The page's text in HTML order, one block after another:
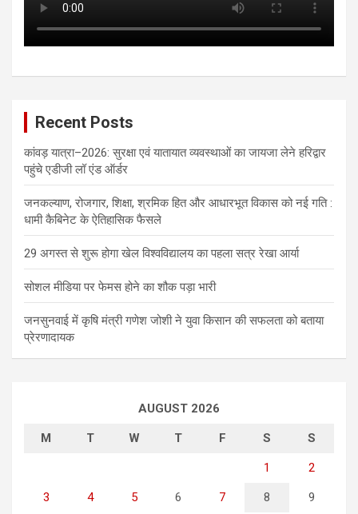
Recent Posts
कांवड़ यात्रा–2026: सुरक्षा एवं यातायात व्यवस्थाओं का जायजा लेने हरिद्वार
पहुंचे एडीजी लॉ एंड ऑर्डर
जनकल्याण, रोजगार, शिक्षा, श्रमिक हित और आधारभूत विकास को नई गति :
धामी कैबिनेट के ऐतिहासिक फैसले
29 अगस्त से शुरू होगा खेल विश्वविद्यालय का पहला सत्र रेखा आर्या
सोशल मीडिया पर फेमस होने का शौक पड़ा भारी
जनसुनवाई में कृषि मंत्री गणेश जोशी ने युवा किसान की सफलता को बताया
प्रेरणादायक
AUGUST 2026
M T W T F S S
1 2
3 4 5 6 7 8 9